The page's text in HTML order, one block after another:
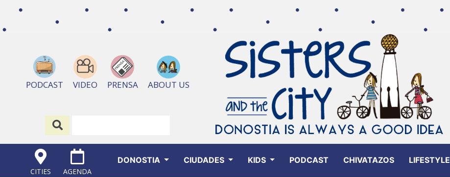
PODCAST VIDEO PRENSA ABOUT US
CITIES AGENDA
DONOSTIA CIUDADES KIDS PODCAST CHIVATAZOS LIFESTYLE